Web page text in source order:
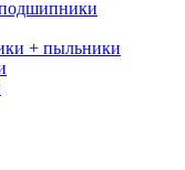
+ пыльники